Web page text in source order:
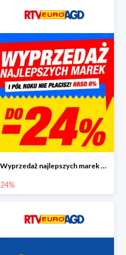
Wyprzedaż najlepszych marek w RTV EURO AGD do -24%
24%